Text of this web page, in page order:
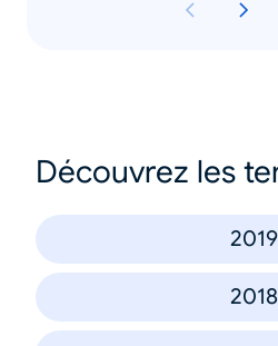
Découvrez les
2019
2018